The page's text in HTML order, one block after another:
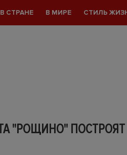
СТРАНЕ В МИРЕ СТИЛЬ
"РОЩИНО"